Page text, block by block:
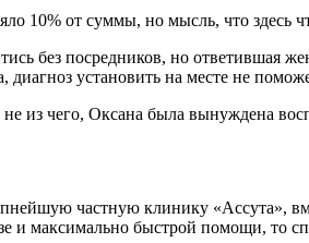
10% от суммы, но мысль, что здесь
без посредников, но ответившая
установить на месте не
чего, Оксана была вынуждена
частную клинику «Ассута»,
и максимально быстрой помощи, то